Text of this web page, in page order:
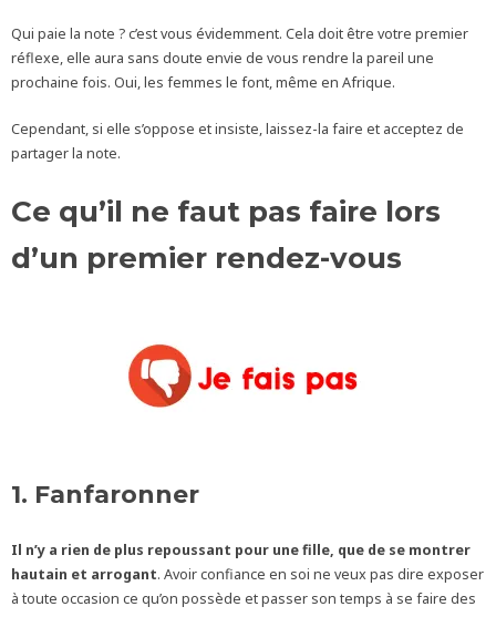
Qui paie la note ? c’est vous évidemment. Cela doit être votre premier
réflexe, elle aura sans doute envie de vous rendre la pareil une
prochaine fois. Oui, les femmes le font, même en Afrique.
Cependant, si elle s’oppose et insiste, laissez-la faire et acceptez de
partager la note.
Ce qu’il ne faut pas faire lors
d’un premier rendez-vous
1. Fanfaronner
Il n’y a rien de plus repoussant pour une fille, que de se montrer
hautain et arrogant. Avoir confiance en soi ne veux pas dire exposer
à toute occasion ce qu’on possède et passer son temps à se faire des